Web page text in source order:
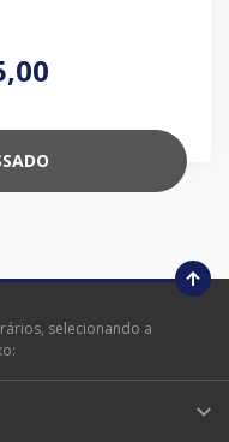
selecionando a